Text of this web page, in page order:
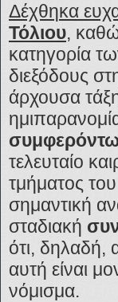
Δέχθηκα
Τόλιου,
κατηγορία
διεξόδους
άρχουσα
τελευταίο
τμήματος
σημαντική
σταδιακή
ότι, δηλαδή,
αυτή είναι
νόμισμα.